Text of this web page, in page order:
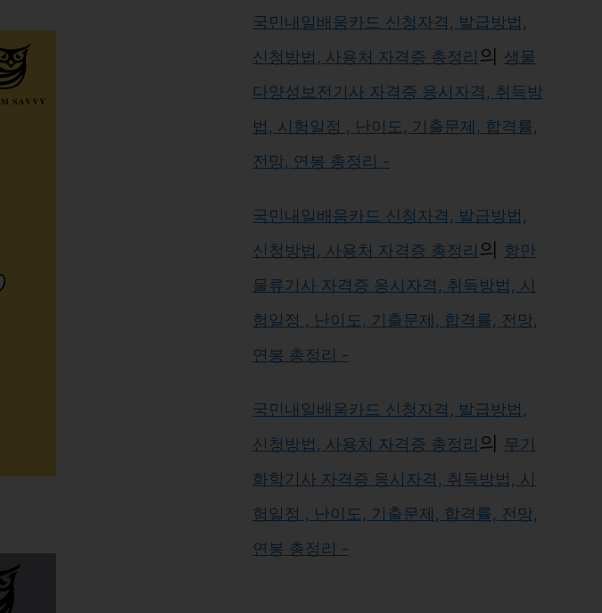
국민내일배움카드 신청자격, 발급방법,
신청방법, 사용처 자격증 총정리 의 생물
다양성보전기사 자격증 응시자격, 취득방
법, 시험일정 , 난이도, 기출문제, 합격률,
전망, 연봉 총정리 -
국민내일배움카드 신청자격, 발급방법,
신청방법, 사용처 자격증 총정리 의 항만
물류기사 자격증 응시자격, 취득방법, 시
험일정 , 난이도, 기출문제, 합격률, 전망,
연봉 총정리 -
국민내일배움카드 신청자격, 발급방법,
신청방법, 사용처 자격증 총정리 의 무기
화학기사 자격증 응시자격, 취득방법, 시
험일정 , 난이도, 기출문제, 합격률, 전망,
연봉 총정리 -